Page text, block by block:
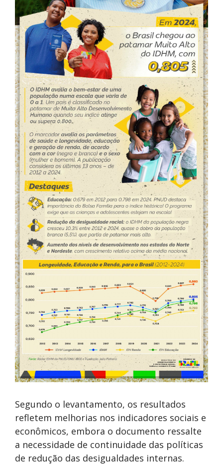
Segundo o levantamento, os resultados
refletem melhorias nos indicadores sociais e
econômicos, embora o documento ressalte
a necessidade de continuidade das políticas
de redução das desigualdades internas.